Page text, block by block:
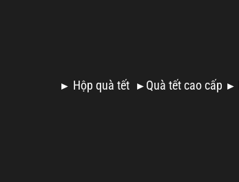
► Hộp quà tết► Quà tết cao cấp ►